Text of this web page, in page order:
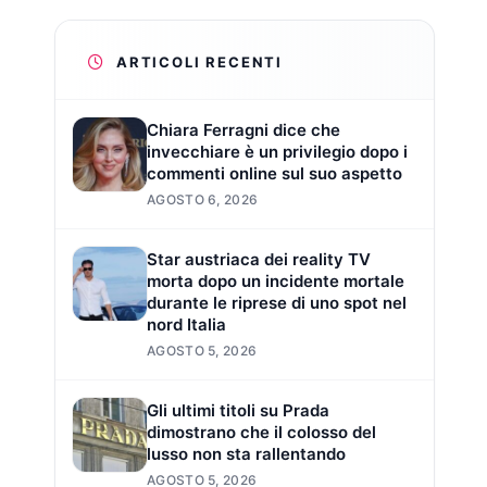
ARTICOLI RECENTI
Chiara Ferragni dice che
invecchiare è un privilegio dopo i
commenti online sul suo aspetto
AGOSTO 6, 2026
Star austriaca dei reality TV
morta dopo un incidente mortale
durante le riprese di uno spot nel
nord Italia
AGOSTO 5, 2026
Gli ultimi titoli su Prada
dimostrano che il colosso del
lusso non sta rallentando
AGOSTO 5, 2026